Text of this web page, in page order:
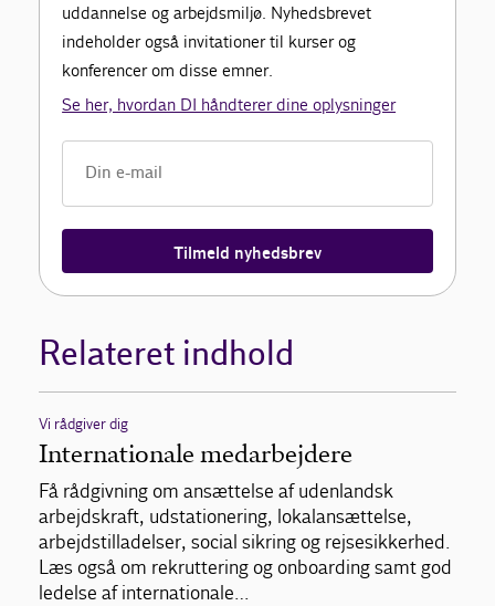
uddannelse og arbejdsmiljø. Nyhedsbrevet
indeholder også invitationer til kurser og
konferencer om disse emner.
Se her, hvordan DI håndterer dine oplysninger
Tilmeld nyhedsbrev
Relateret indhold
Vi rådgiver dig
Internationale medarbejdere
Få rådgivning om ansættelse af udenlandsk
arbejdskraft, udstationering, lokalansættelse,
arbejdstilladelser, social sikring og rejsesikkerhed.
Læs også om rekruttering og onboarding samt god
ledelse af internationale…